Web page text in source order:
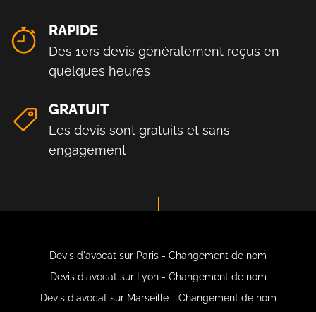
RAPIDE
Des 1ers devis généralement reçus en
quelques heures
GRATUIT
Les devis sont gratuits et sans
engagement
Devis d'avocat sur Paris - Changement de nom
Devis d'avocat sur Lyon - Changement de nom
Devis d'avocat sur Marseille - Changement de nom